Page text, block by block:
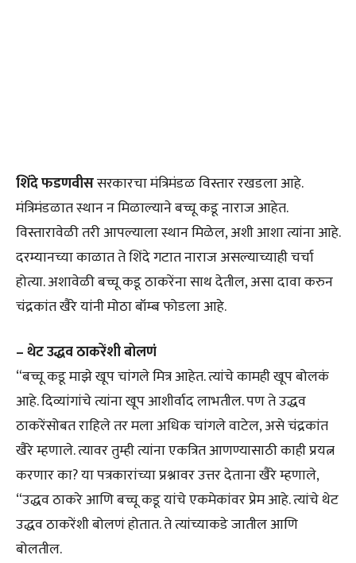
शिंदे फडणवीससरकारचा मंत्रिमंडळ विस्तार रखडला आहे.
मंत्रिमंडळात स्थान न मिळाल्याने बच्चू कडू नाराज आहेत.
विस्तारावेळी तरी आपल्याला स्थान मिळेल, अशी आशा त्यांना आहे.
दरम्यानच्या काळात ते शिंदे गटात नाराज असल्याच्याही चर्चा
होत्या. अशावेळी बच्चू कडू ठाकरेंना साथ देतील, असा दावा करुन
चंद्रकांत खैरे यांनी मोठा बॉम्ब फोडला आहे.
– थेट उद्धव ठाकरेंशी बोलणं
“बच्चू कडू माझे खूप चांगले मित्र आहेत. त्यांचे कामही खूप बोलकं
आहे. दिव्यांगांचे त्यांना खूप आशीर्वाद लाभतील. पण ते उद्धव
ठाकरेंसोबत राहिले तर मला अधिक चांगले वाटेल, असे चंद्रकांत
खैरे म्हणाले. त्यावर तुम्ही त्यांना एकत्रित आणण्यासाठी काही प्रयत्न
करणार का? या पत्रकारांच्या प्रश्नावर उत्तर देताना खैरे म्हणाले,
“उद्धव ठाकरे आणि बच्चू कडू यांचे एकमेकांवर प्रेम आहे. त्यांचे थेट
उद्धव ठाकरेंशी बोलणं होतात. ते त्यांच्याकडे जातील आणि
बोलतील.